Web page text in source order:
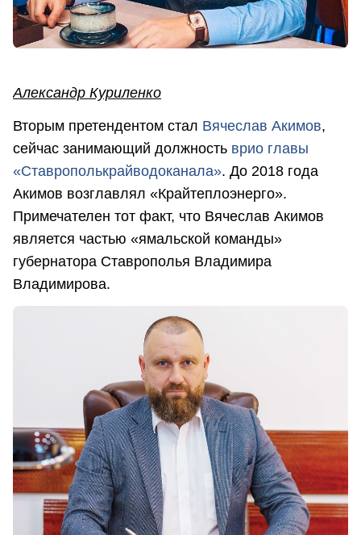
Александр Куриленко
Вторым претендентом стал Вячеслав Акимов,
сейчас занимающий должность врио главы
«Ставрополькрайводоканала». До 2018 года
Акимов возглавлял «Крайтеплоэнерго».
Примечателен тот факт, что Вячеслав Акимов
является частью «ямальской команды»
губернатора Ставрополья Владимира
Владимирова.